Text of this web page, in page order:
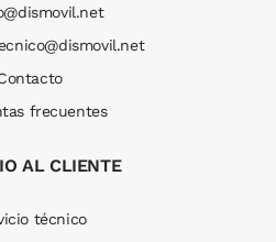
frecuentes
AL CLIENTE
técnico